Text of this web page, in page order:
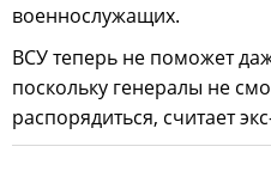
военнослужащих.
ВСУ теперь не поможет
поскольку генералы не
распорядиться, считает